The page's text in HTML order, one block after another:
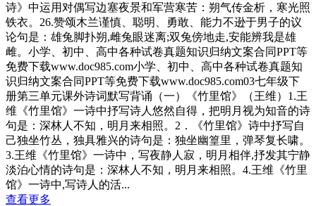
诗》中运用对偶写边塞夜景和军营寒苦：朔气传金析，寒光照
铁衣。26.赞颂木兰谨慎、聪明、勇敢、能力不逊于男子的议
论句是：雄兔脚扑朔,雌兔眼迷离;双兔傍地走,安能辨我是雄
雌。小学、初中、高中各种试卷真题知识归纳文案合同PPT等
免费下载www.doc985.com小学、初中、高中各种试卷真题知
识归纳文案合同PPT等免费下载www.doc985.com03七年级下
册第三单元课外诗词默写背诵（一）《竹里馆》（王维）1.王
维《竹里馆》一诗中抒写诗人悠然自得，把明月视为知音的诗
句是：深林人不知，明月来相照。2．《竹里馆》诗中抒写自
己独坐竹丛，独具雅兴的诗句是：独坐幽篁里，弹琴复长啸。
3.王维《竹里馆》一诗中，写夜静人寂，明月相伴,抒发其宁静
淡泊心情的诗句是：深林人不知，明月来相照。4.王维《竹里
馆》一诗中,写诗人的活...
查看更多